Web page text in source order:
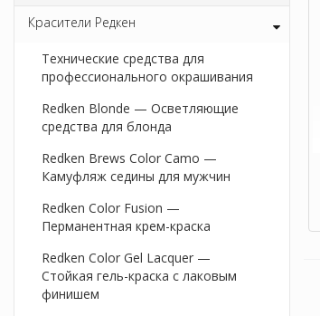
Красители Редкен
Технические средства для
профессионального окрашивания
Redken Blonde — Осветляющие
средства для блонда
Redken Brews Color Camo —
Камуфляж седины для мужчин
Redken Color Fusion —
Перманентная крем-краска
Redken Color Gel Lacquer —
Стойкая гель-краска с лаковым
финишем